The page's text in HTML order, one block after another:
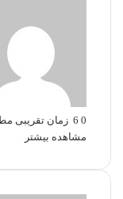
0
زمان تقریبی مطالعه 4
مشاهده بیشتر